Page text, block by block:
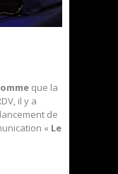
que la
il y a
de
« Le